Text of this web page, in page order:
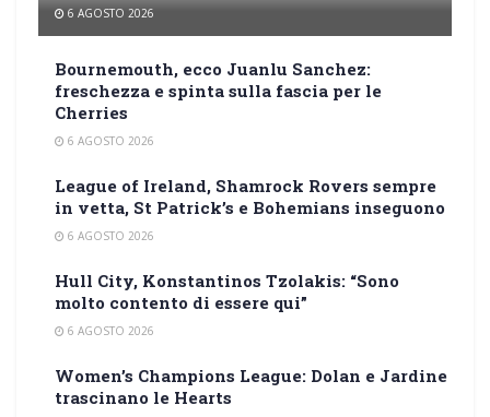
6 AGOSTO 2026
Bournemouth, ecco Juanlu Sanchez:
freschezza e spinta sulla fascia per le
Cherries
6 AGOSTO 2026
League of Ireland, Shamrock Rovers sempre
in vetta, St Patrick’s e Bohemians inseguono
6 AGOSTO 2026
Hull City, Konstantinos Tzolakis: “Sono
molto contento di essere qui”
6 AGOSTO 2026
Women’s Champions League: Dolan e Jardine
trascinano le Hearts